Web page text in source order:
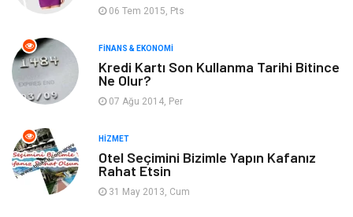
Emlak
Ev İşleri
Gençlik & Eğlence
Sigorta
Mobilya
06 Tem 2015, Pts
FINANS & EKONOMI
Kredi Kartı Son Kullanma Tarihi Bitince
Ne Olur?
07 Ağu 2014, Per
HIZMET
Otel Seçimini Bizimle Yapın Kafanız
Rahat Etsin
31 May 2013, Cum